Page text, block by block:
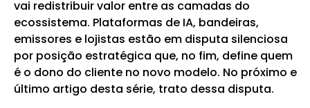
vai redistribuir valor entre as camadas do
ecossistema. Plataformas de IA, bandeiras,
emissores e lojistas estão em disputa silenciosa
por posição estratégica que, no fim, define quem
é o dono do cliente no novo modelo. No próximo e
último artigo desta série, trato dessa disputa.